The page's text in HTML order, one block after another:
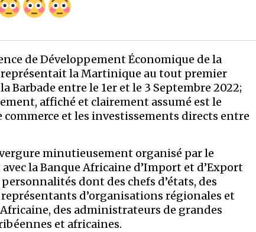
de Développement Économique de la
la Martinique au tout premier
Barbade entre le 1er et le 3 Septembre 2022;
affiché et clairement assumé est le
et les investissements directs entre
minutieusement organisé par le
la Banque Africaine d’Import et d’Export
dont des chefs d’états, des
d’organisations régionales et
des administrateurs de grandes
et africaines.